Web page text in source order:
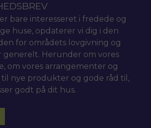
bare interesseret i fredede og
huse, opdaterer vi dig i den
for områdets lovgivning og
Herunder om vores
om vores arrangementer og
til nye produkter og gode råd til,
godt på dit hus.